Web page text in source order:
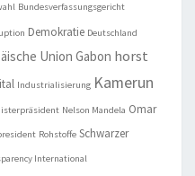
Bundesverfassungsgericht
Demokratie Deutschland
Union Gabon horst
Industrialisierung Kamerun
Nelson Mandela Omar
Rohstoffe Schwarzer
International